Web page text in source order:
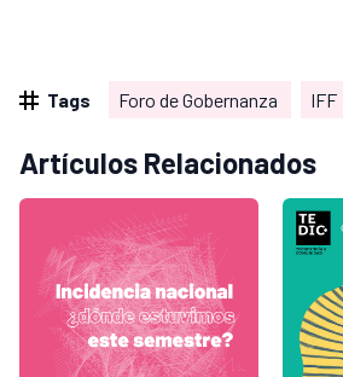
Tags Foro de Gobernanza IFF
Artículos Relacionados